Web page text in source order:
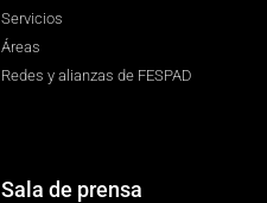
Servicios
Áreas
Redes y alianzas de FESPAD
Sala de prensa